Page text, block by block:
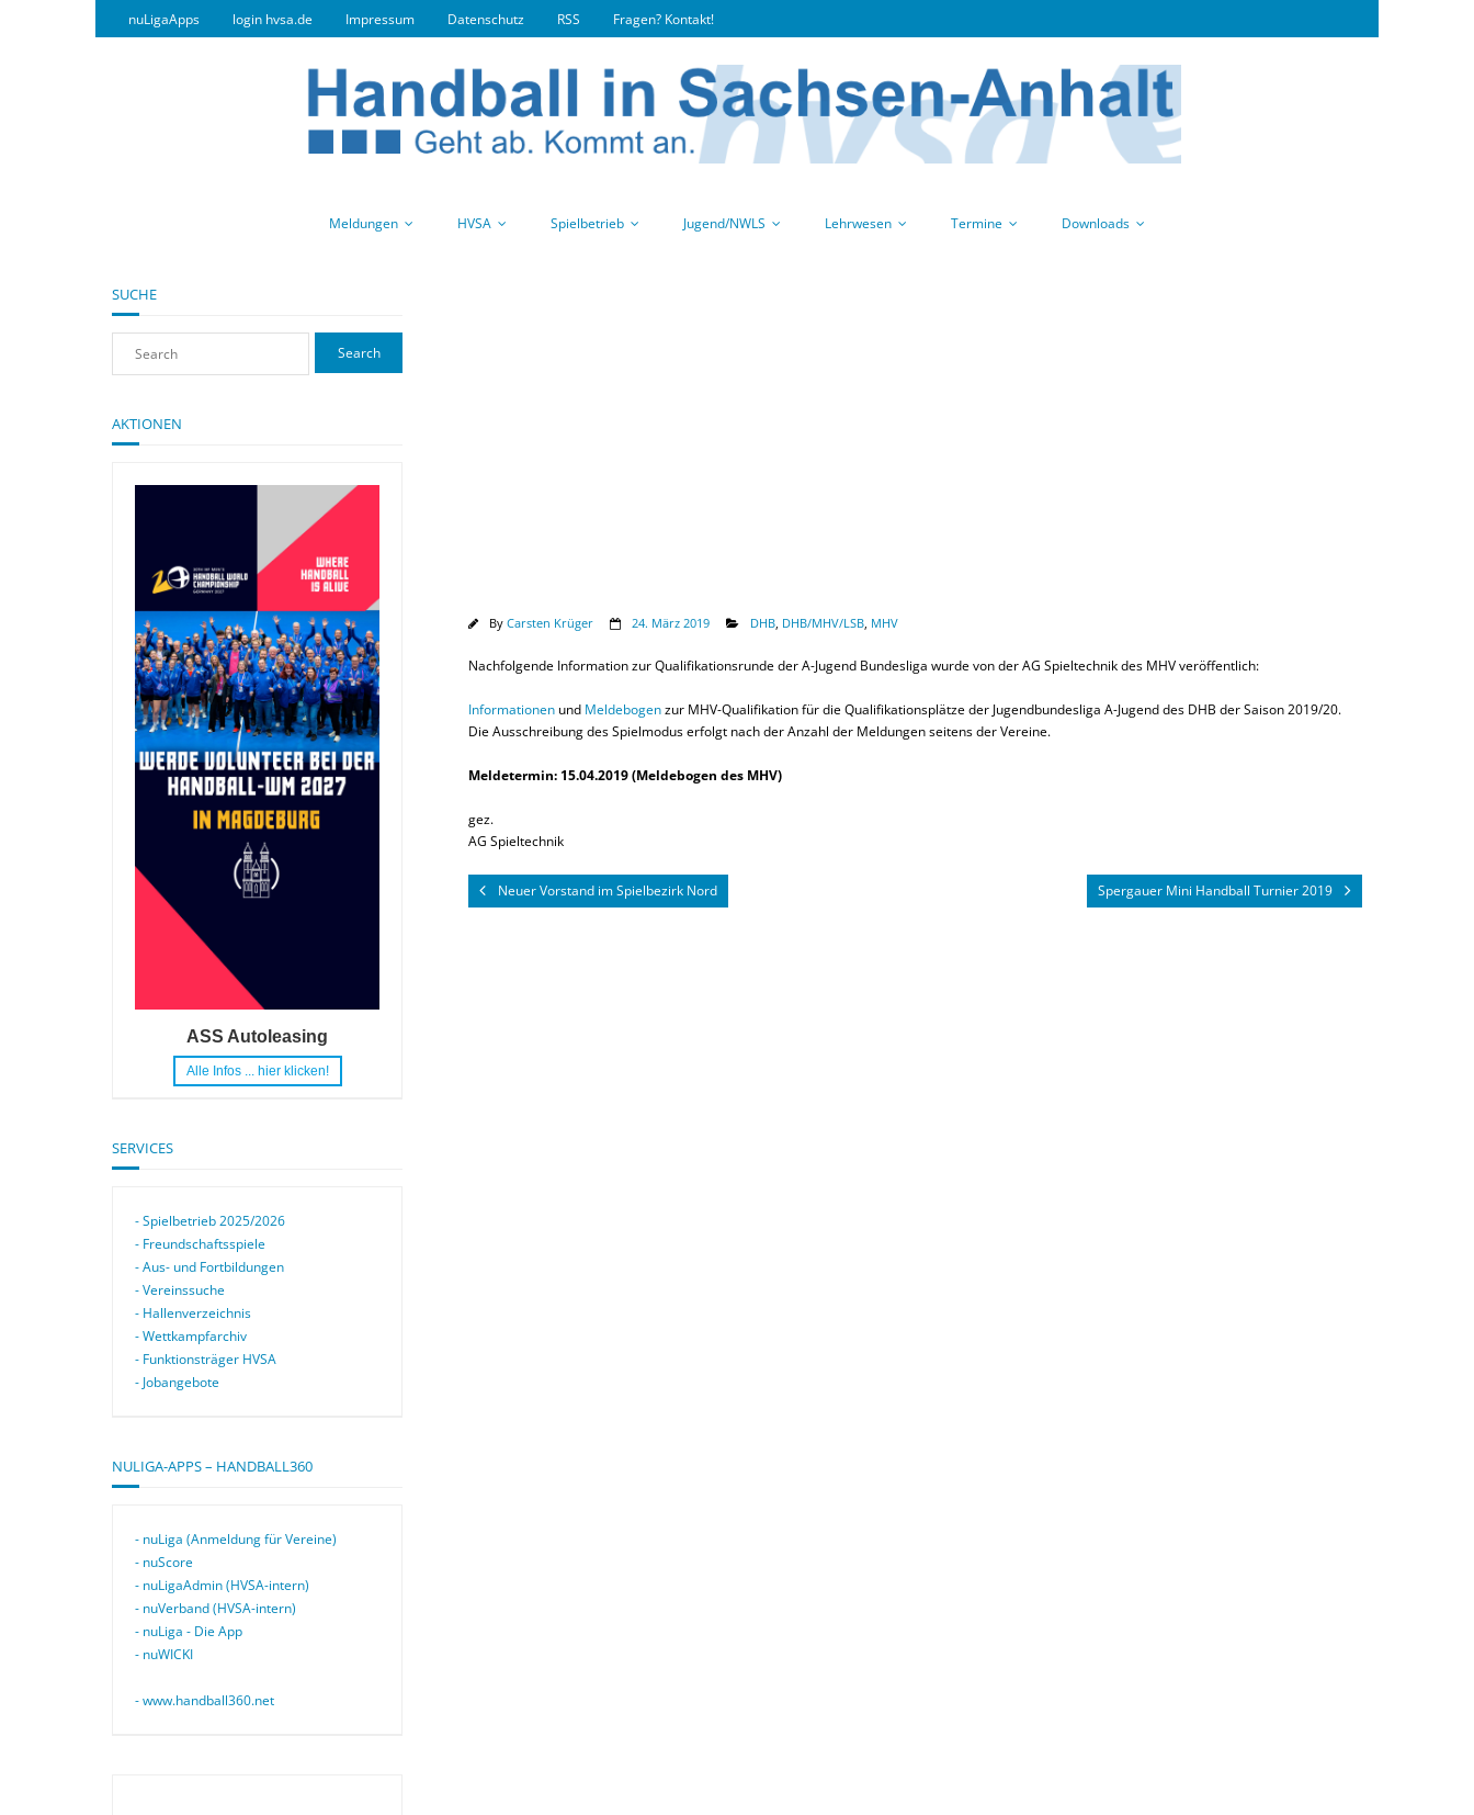
nuLigaApps login hvsa.de Impressum Datenschutz RSS Fragen? Kontakt!
Meldungen HVSA Spielbetrieb Jugend/NWLS Lehrwesen Termine Downloads
By Carsten Krüger 24. März 2019 DHB, DHB/MHV/LSB, MHV
Nachfolgende Information zur Qualifikationsrunde der A-Jugend Bundesliga wurde von der AG Spieltechnik des MHV veröffentlich:
Informationen und Meldebogenzur MHV-Qualifikation für die Qualifikationsplätze der Jugendbundesliga A-Jugend des DHB der Saison 2019/20.
Die Ausschreibung des Spielmodus erfolgt nach der Anzahl der Meldungen seitens der Vereine.
Meldetermin: 15.04.2019 (Meldebogen des MHV)
gez.
AG Spieltechnik
Neuer Vorstand im Spielbezirk Nord Spergauer Mini Handball Turnier 2019
SUCHE
AKTIONEN
ASS Autoleasing
Alle Infos ... hier klicken!
SERVICES
- Spielbetrieb 2025/2026
- Freundschaftsspiele
- Aus- und Fortbildungen
- Vereinssuche
- Hallenverzeichnis
- Wettkampfarchiv
- Funktionsträger HVSA
- Jobangebote
NULIGA-APPS – HANDBALL360
- nuLiga (Anmeldung für Vereine)
- nuScore
- nuLigaAdmin (HVSA-intern)
- nuVerband (HVSA-intern)
- nuLiga - Die App
- nuWICKI
- www.handball360.net